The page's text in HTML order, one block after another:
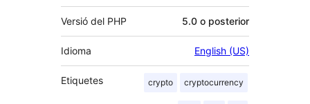
Versió del PHP 5.0 o posterior
Idioma English (US)
Etiquetes crypto cryptocurrency